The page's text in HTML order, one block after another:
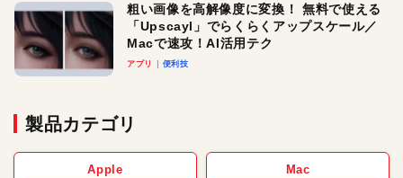
粗い画像を高解像度に変換！ 無料で使える
「Upscayl」でらくらくアップスケール／
Macで速攻！AI活用テク
アプリ 便利技
製品カテゴリ
Apple Mac